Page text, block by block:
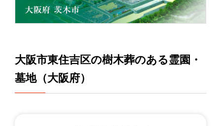
大阪市東住吉区の樹木葬のある霊園・
墓地（大阪府）